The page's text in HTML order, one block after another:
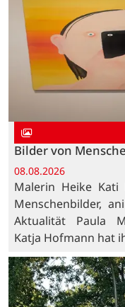
Bilder von
08.08.2026
Malerin Heike
Menschenbilder,
Aktualität Paula
Katja Hofmann hat